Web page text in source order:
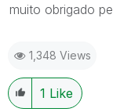
muito obrigado
1,348 Views
1 Like